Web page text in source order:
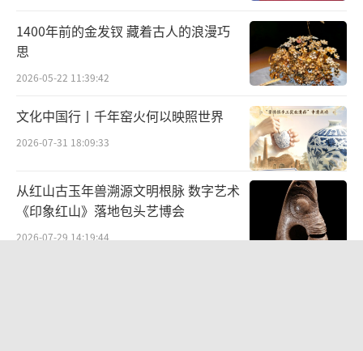
1400年前的金发钗 藏着古人的浪漫巧
思
2026-05-22 11:39:42
文化中国行丨千年窑火何以映照世界
2026-07-31 18:09:33
从红山古玉年兽溯源文明根脉 数字艺术
《印象红山》落地包头艺博会
2026-07-29 14:19:44